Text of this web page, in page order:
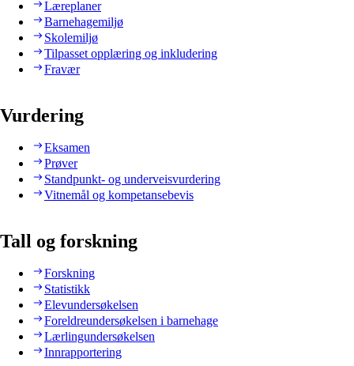
Læreplaner
Barnehagemiljø
Skolemiljø
Tilpasset opplæring og inkludering
Fravær
Vurdering
Eksamen
Prøver
Standpunkt- og underveisvurdering
Vitnemål og kompetansebevis
Tall og forskning
Forskning
Statistikk
Elevundersøkelsen
Foreldreundersøkelsen i barnehage
Lærlingundersøkelsen
Innrapportering